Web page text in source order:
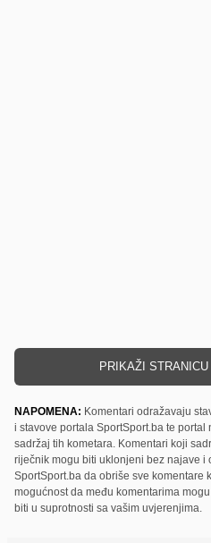
PRIKAŽI
NAPOMENA: Komentari odražavaju
i stavove portala SportSport.ba te portal
sadržaj tih kometara. Komentari koji
riječnik mogu biti uklonjeni bez najave i
SportSport.ba da obriše sve komentare
mogućnost da među komentarima
biti u suprotnosti sa vašim uvjerenjima.